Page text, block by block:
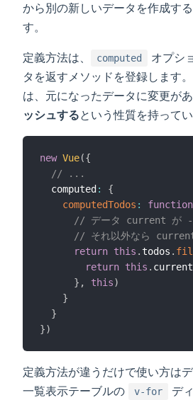
から別の新しいデータを作成す
す。
定義方法は、 computed
オプシ
タを返すメソッドを登録します
は、元になったデータに変更が
ッシュするという性質を持ってい
new Vue({
// ...
  computed
:
{
computedTodos : function
// データ current が -
// それ以外なら
return this . todos .
return this . current
} , this)
}
}
})
定義方法が違うだけで使い方はデ
一覧表示テーブルの
v-for
デ